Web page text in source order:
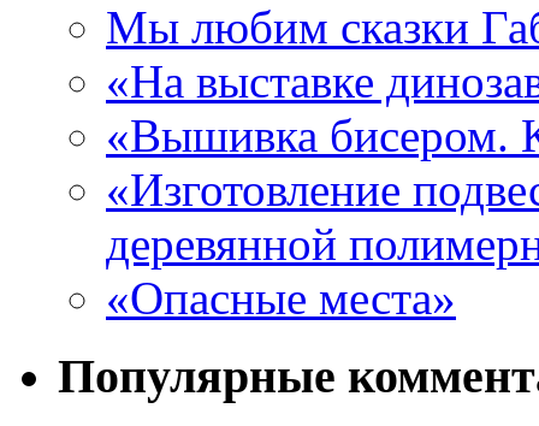
Мы любим сказки
«На выставке
«Вышивка бисером.
«Изготовление
деревянной
«Опасные места»
Популярные